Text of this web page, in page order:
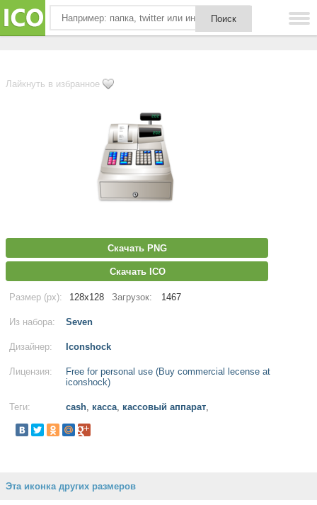
Лайкнуть в избранное
Скачать PNG
Скачать ICO
Размер (px): 128x128 Загрузок: 1467
Из набора: Seven
Дизайнер: Iconshock
Лицензия:
Free for personal use (Buy commercial lecense at
iconshock)
Теги: cash, касса, кассовый аппарат,
Эта иконка других размеров